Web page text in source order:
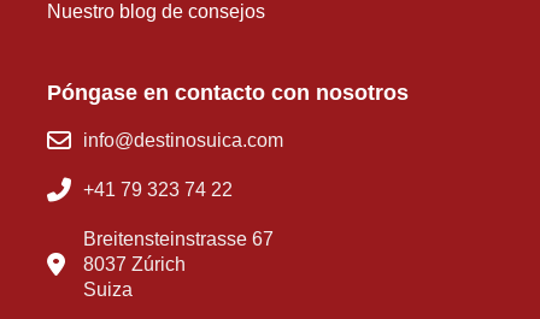
Nuestro blog de consejos
Póngase en contacto con nosotros
info@destinosuica.com
+41 79 323 74 22
Breitensteinstrasse 67
8037 Zúrich
Suiza